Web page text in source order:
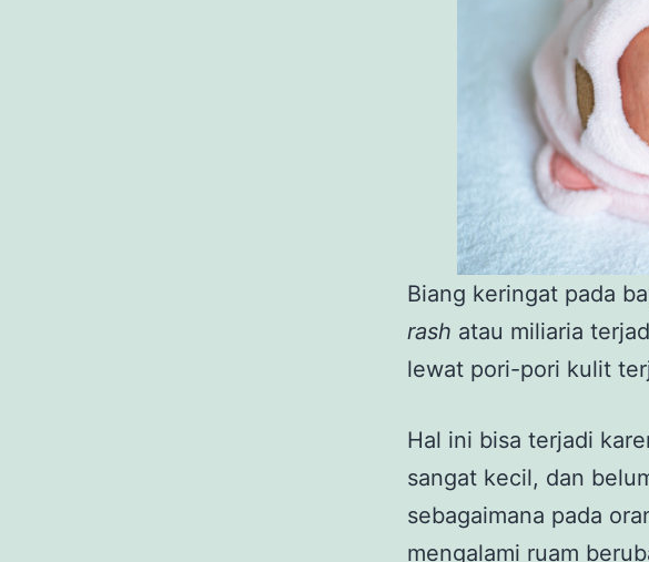
Biang keringat pada
rash atau miliaria
lewat pori-pori kulit
Hal ini bisa terjadi
sangat kecil, dan
sebagaimana pada
mengalami ruam